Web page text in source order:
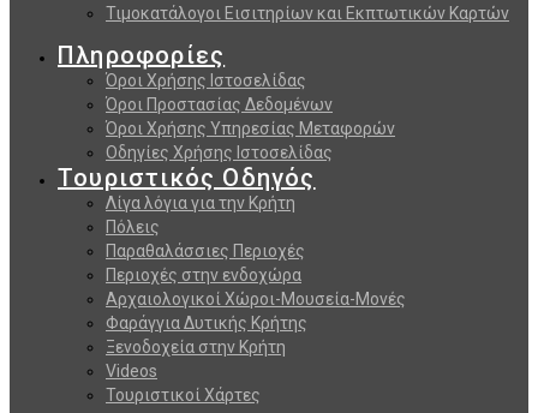
Τιμοκατάλογοι Εισιτηρίων και Εκπτωτικών Καρτών
Πληροφορίες
Όροι Χρήσης Ιστοσελίδας
Όροι Προστασίας Δεδομένων
Όροι Χρήσης Υπηρεσίας Μεταφορών
Οδηγίες Χρήσης Ιστοσελίδας
Τουριστικός Οδηγός
Λίγα λόγια για την Κρήτη
Πόλεις
Παραθαλάσσιες Περιοχές
Περιοχές στην ενδοχώρα
Αρχαιολογικοί Χώροι-Μουσεία-Μονές
Φαράγγια Δυτικής Κρήτης
Ξενοδοχεία στην Κρήτη
Videos
Τουριστικοί Χάρτες